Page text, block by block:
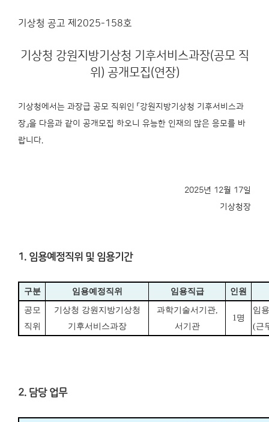
기상청 공고 제2025-158호
기상청 강원지방기상청 기후서비스과장(공모 직
위) 공개모집(연장)
기상청에서는 과장급 공모 직위인 「강원지방기상청 기후서비스과
장」을 다음과 같이 공개모집 하오니 유능한 인재의 많은 응모를 바
랍니다.
2025년 12월 17일
기 상청장
1. 임용예정직위 및 임용기간
구분 임용예정직위 임용직급 인원
공모
직위
기상청 강원지방기상청
기후서비스과장
과학기술서기관,
서기관
1명
임
(근
2. 담당 업무